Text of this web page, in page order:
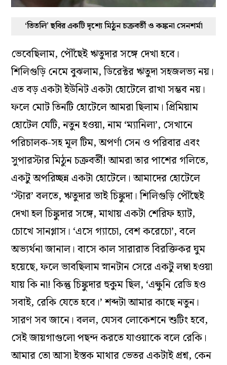
‘তিতলি’ ছবির একটি দৃশ্যে মিঠু্‌ন চক্রবর্তী ও কঙ্কনা সেনশর্মা
ভেবেছিলাম, পৌঁছেই ঋতুদার সঙ্গে দেখা হবে।
শিলিগুড়ি নেমে বুঝলাম, ডিরেক্টর ঋতুদা সহজলভ‌্য নয়।
এত বড় একটা ইউনিট একটা হোটেলে রাখা সম্ভব নয়।
ফলে মোট তিনটি হোটেলে আমরা ছিলাম। প্রিমিয়াম
হোটেল যেটি, নতুন হওয়া, নাম ‘ম‌্যানিলা’, সেখানে
পরিচালক-সহ মূল টিম, অপর্ণা সেন ও পরিবার এবং
সুপারস্টার মিঠুন চক্রবর্তী! আমরা তার পাশের গলিতে,
একটু অপরিচ্ছন্ন একটা হোটেলে। আমাদের হোটেলে
‘স্টার’ বলতে, ঋতুদার ভাই চিঙ্কুদা। শিলিগুড়ি পৌঁছেই
দেখা হল চিঙ্কুদার সঙ্গে, মাথায় একটা শেরিফ হ‌্যাট,
চোখে সানগ্লাস। ‘এসে গ‌্যাচো, বেশ করেচো’, বলে
অভ‌্যর্থনা জানাল। বাসে কাল সারারাত বিরক্তিকর ঘুম
হয়েছে, ফলে ভাবছিলাম স্নানটান সেরে একটু লম্বা হওয়া
যায় কি না! কিন্তু চিঙ্কুদার হুকুম ছিল, ‘এক্ষুনি রেডি হও
সবাই, রেকি যেতে হবে।’ শব্দটা আমার কাছে নতুন।
সারণ সব জানে। বলল, যেসব লোকেশনে শুটিং হবে,
সেই জায়গাগুলো পছন্দ করতে যাওয়াকে বলে রেকি।
আমার তো আসা ইস্তক মাথার ভেতর একটাই প্রশ্ন, কেন